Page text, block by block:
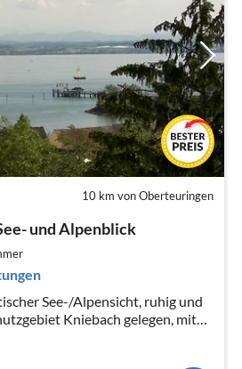
10 km von Oberteuringen
und Alpenblick
See-/Alpensicht, ruhig und
Kniebach gelegen, mit
Südwestbalkon